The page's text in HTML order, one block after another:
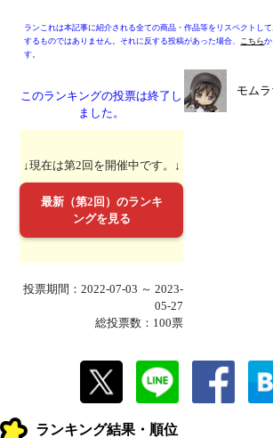
ランこれは本記事に紹介される全ての商品・作品等をリスペクトし
するものではありません。それに反する投稿があった場合、 こちら
す。
このランキングの投票は終了し
ました。
↓現在は第2回を開催中です。↓
最新（第2回）のランキ
ングを見る
投票期間：2022-07-03 ～ 2023-
05-27
総投票数：100票
モム
ランキング結果・順位